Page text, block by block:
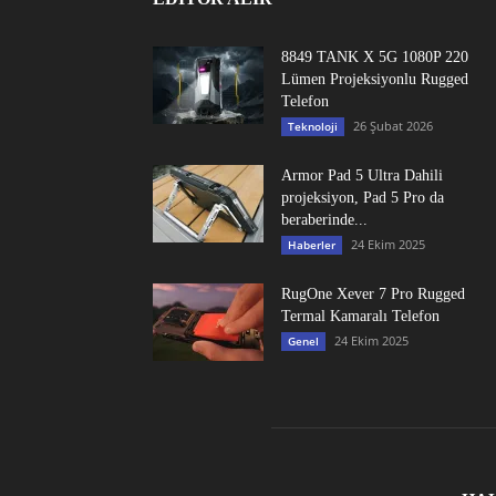
8849 TANK X 5G 1080P 220
Lümen Projeksiyonlu Rugged
Telefon
Teknoloji 26 Şubat 2026
Armor Pad 5 Ultra Dahili
projeksiyon, Pad 5 Pro da
beraberinde...
Haberler 24 Ekim 2025
RugOne Xever 7 Pro Rugged
Termal Kamaralı Telefon
Genel 24 Ekim 2025